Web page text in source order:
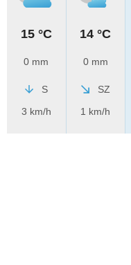
15 °C
0 mm
S
3 km/h
14 °C
0 mm
SZ
1 km/h